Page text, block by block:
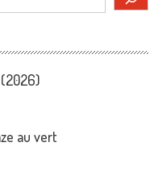
(2026)
au vert